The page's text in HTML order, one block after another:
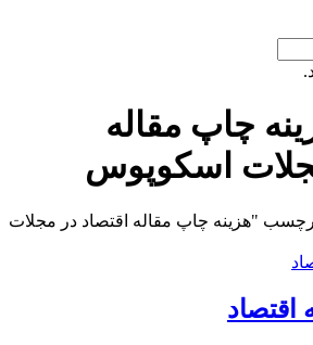
چاپ مقاله
اسکوپوس
"هزینه چاپ مقاله اقتصاد در مجلات
اقتصاد